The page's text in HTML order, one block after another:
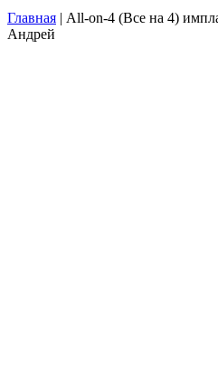
Главная | All-on-4 (Все на 4)
Андрей